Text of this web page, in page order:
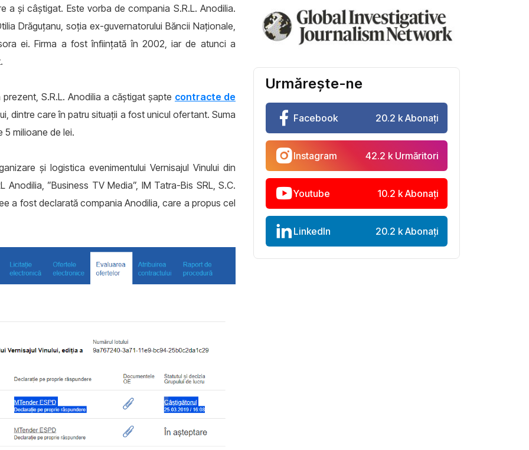
a și câștigat. Este vorba de compania S.R.L. Anodilia.
Drăguțanu, soția ex-guvernatorului Băncii Naționale,
ei. Firma a fost înființată în 2002, iar de atunci a
S.R.L. Anodilia a căștigat șapte contracte de
dintre care în patru situații a fost unicul ofertant. Suma
5 milioane de lei.
şi logistica evenimentului Vernisajul Vinului din
Anodilia, ”Business TV Media”, IM Tatra-Bis SRL, S.C.
a fost declarată compania Anodilia, care a propus cel
Urmărește-ne
Facebook 20.2 k Abonați
Instagram 42.2 k Urmăritori
Youtube 10.2 k Abonați
LinkedIn 20.2 k Abonați